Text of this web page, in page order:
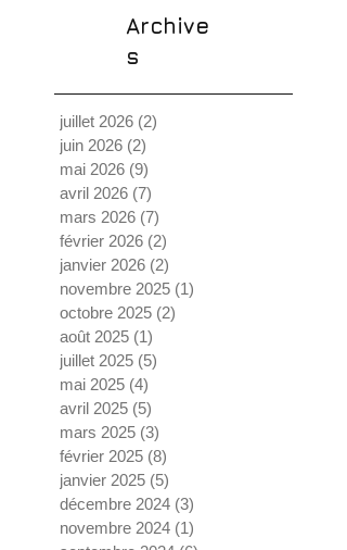
Archive
s
juillet 2026 (2)
juin 2026 (2)
mai 2026 (9)
avril 2026 (7)
mars 2026 (7)
février 2026 (2)
janvier 2026 (2)
novembre 2025 (1)
octobre 2025 (2)
août 2025 (1)
juillet 2025 (5)
mai 2025 (4)
avril 2025 (5)
mars 2025 (3)
février 2025 (8)
janvier 2025 (5)
décembre 2024 (3)
novembre 2024 (1)